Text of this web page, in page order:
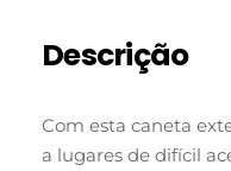
Descrição
Com esta caneta
a lugares de difícil